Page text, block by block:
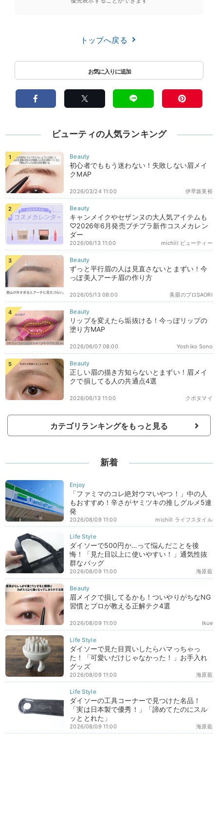
トップへ戻る
ビューティの人気ランキング
初心者でももう迷わない！失敗しない眉メイ
クMAP
伊早坂美裕
2026/03/24 11:00
キャンメイクやセザンヌの大人気アイテムも
♡2026年6月発売プチプラ新作コスメカレン
ダー
michill ビューティー
2026/06/13 11:00
ずっと平行眉の人は見直さないとまずい！今
っぽ美人アーチ眉の作り方
美眉のプロSAORI
2026/05/13 08:00
リップを変えたら垢抜ける！今っぽリップの
塗り方MAP
Yoshiko Sono
2026/06/07 08:00
正しい眉の描き方知らないとまずい！眉メイ
クで損してる人の共通点4選
クボタマイ
2026/06/13 11:00
カテゴリランキングをもっと見る
新着
「ファミマのコレ絶対ウマいやつ！」中の人
もおすすめ！辛さがヤミツキの推しグルメ5連
発
michill ライフスタイル
2026/08/09 11:00
ダイソーで500円か…って悩んだことを後
悔！「見た目以上に使いやすい！」通気性抜
群なバッグ
海原藍
2026/08/09 11:00
眉メイクで損してるかも！ついやりがちなNG
習慣とプロが教える正解テク4選
Ikue
2026/08/09 11:00
ダイソーで見た目買いしたらハマっちゃっ
た！「可愛いだけじゃなかった！」お手入れ
グッズ
海原藍
2026/08/09 11:00
ダイソーの工具コーナーで見つけた名品！
「実は日本製で優秀！」「諦めてたのにスル
ッととれた」
海原藍
2026/08/09 11:00